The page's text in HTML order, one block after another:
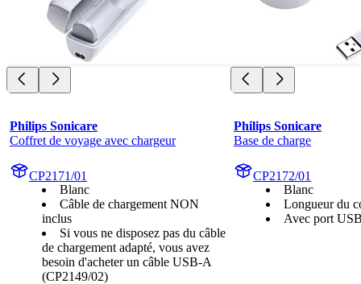
Philips Sonicare
Coffret de voyage avec chargeur
CP2171/01
Blanc
Câble de chargement NON
inclus
Si vous ne disposez pas du câble
de chargement adapté, vous avez
besoin d'acheter un câble USB-A
(CP2149/02)
Philips Sonicare
Base de charge
CP2172/01
Blanc
Longueur du
Avec port